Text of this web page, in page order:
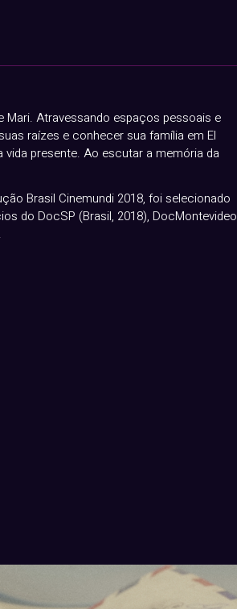
Mari. Atravessando espaços pessoais e
raízes e conhecer sua família em El
presente. Ao escutar a memória da
Brasil Cinemundi 2018, foi selecionado
do DocSP (Brasil, 2018), DocMontevideo